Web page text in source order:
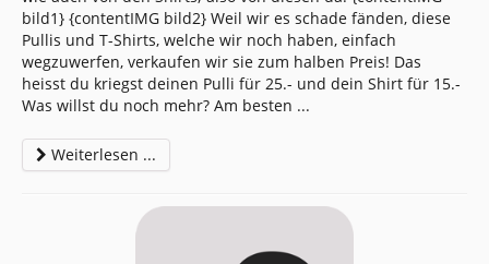
bild1} {contentIMG bild2} Weil wir es schade fänden, diese
Pullis und T-Shirts, welche wir noch haben, einfach
wegzuwerfen, verkaufen wir sie zum halben Preis! Das
heisst du kriegst deinen Pulli für 25.- und dein Shirt für 15.-
Was willst du noch mehr? Am besten ...
Weiterlesen ...